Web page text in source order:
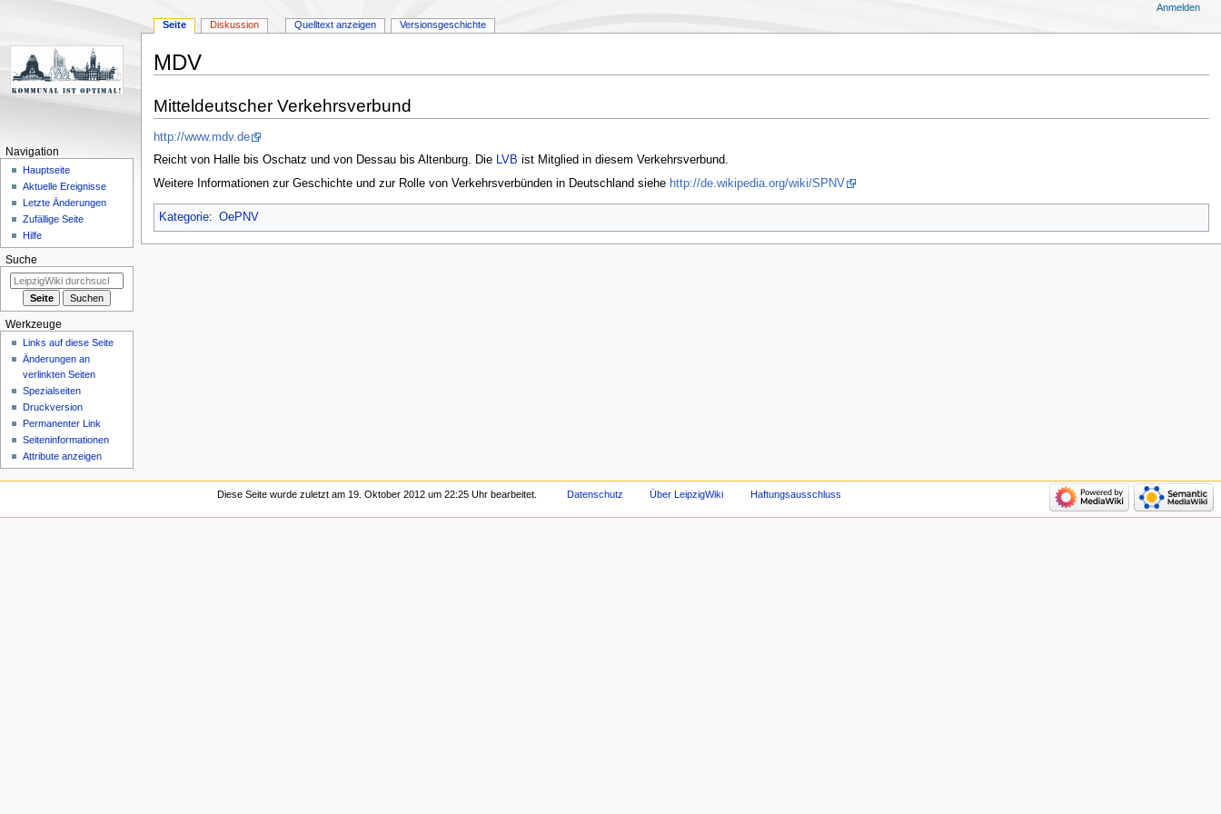
MDV
Navigation
springen
Suche
springen
Mitteldeutscher Verkehrsverbund
http://www.mdv.de
Reicht von Halle bis Oschatz und von Dessau bis Altenburg. Die LVB ist Mitglied in diesem Verkehrsverbund.
Weitere Informationen zur Geschichte und zur Rolle von Verkehrsverbünden in Deutschland siehe http://de.wikipedia.org/wiki/SPNV
Kategorie: OePNV
Seite Diskussion Quelltext anzeigen Versionsgeschichte
Anmelden
Navigation
Hauptseite
Aktuelle Ereignisse
Letzte Änderungen
Zufällige Seite
Hilfe
Suche
Werkzeuge
Links auf diese Seite
Änderungen an
verlinkten Seiten
Spezialseiten
Druckversion
Permanenter Link
Seiten­informationen
Attribute anzeigen
Diese Seite wurde zuletzt am 19. Oktober 2012 um 22:25 Uhr bearbeitet. Datenschutz Über LeipzigWiki Haftungsausschluss